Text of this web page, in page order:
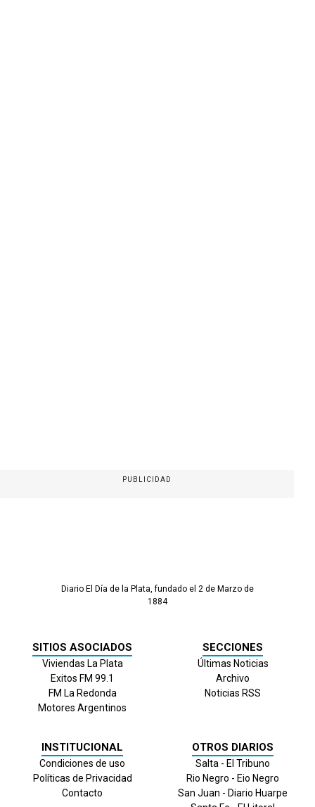
PUBLICIDAD
Diario El Día de la Plata, fundado el 2 de Marzo de
1884
SITIOS ASOCIADOS
Viviendas La Plata
Exitos FM 99.1
FM La Redonda
Motores Argentinos
SECCIONES
Últimas Noticias
Archivo
Noticias RSS
INSTITUCIONAL
Condiciones de uso
Políticas de Privacidad
Contacto
OTROS DIARIOS
Salta - El Tribuno
Rio Negro - Eio Negro
San Juan - Diario Huarpe